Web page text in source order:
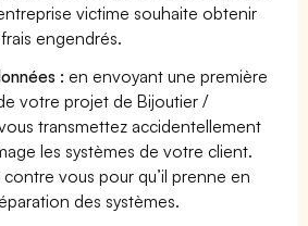
victime souhaite obtenir
engendrés.
: en envoyant une première
votre projet de Bijoutier /
transmettez accidentellement
les systèmes de votre client.
vous pour qu’il prenne en
des systèmes.